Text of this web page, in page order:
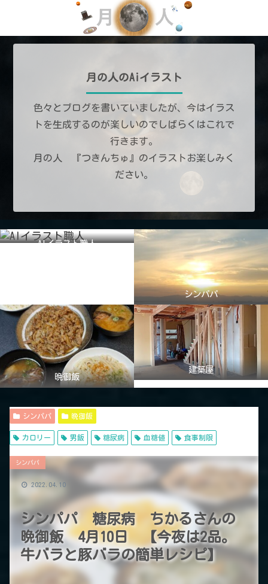
月の人のAiイラスト
色々とブログを書いていましたが、今はイラス
トを生成するのが楽しいのでしばらくはこれで
行きます。
月の人 『つきんちゅ』のイラストお楽しみく
ださい。
AIイラスト職人
シンパパ
晩御飯
建築屋
シンパパ 晩御飯
カロリー 男飯 糖尿病 血糖値 食事制限
シンパパ 糖尿病 ちかるさんの
晩御飯 4月10日 【今夜は2品。
牛バラと豚バラの簡単レシピ】
シンパパ
2022.04.10